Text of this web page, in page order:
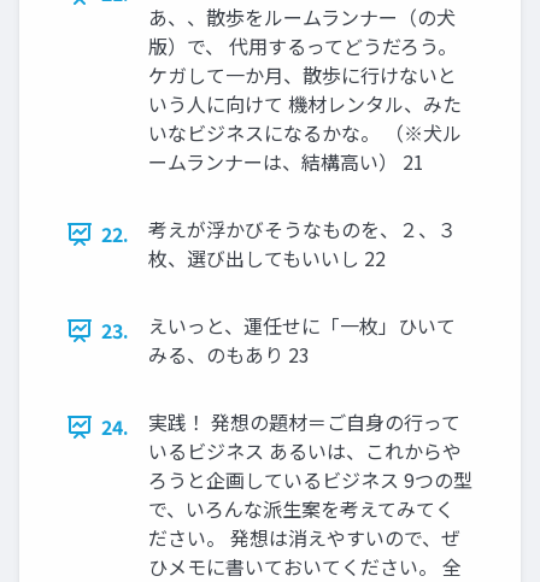
あ、、散歩をルームランナー（の犬
版）で、 代用するってどうだろう。
ケガして一か月、散歩に行けないと
いう人に向けて 機材レンタル、みた
いなビジネスになるかな。 （※犬ル
ームランナーは、結構高い） 21
22.
考えが浮かびそうなものを、２、３
枚、選び出してもいいし 22
23.
えいっと、運任せに「一枚」ひいて
みる、のもあり 23
24.
実践！ 発想の題材＝ご自身の行って
いるビジネス あるいは、これからや
ろうと企画しているビジネス 9つの型
で、いろんな派生案を考えてみてく
ださい。 発想は消えやすいので、ぜ
ひメモに書いておいてください。 全